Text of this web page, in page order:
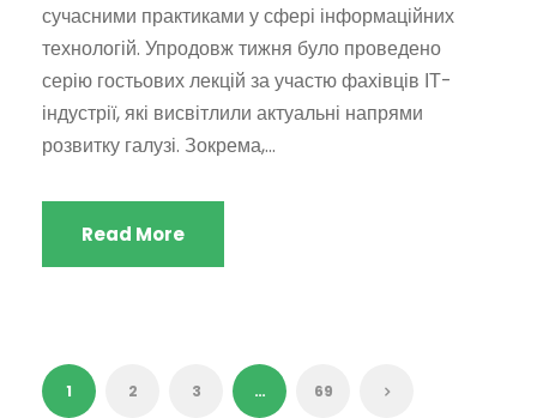
сучасними практиками у сфері інформаційних
технологій. Упродовж тижня було проведено
серію гостьових лекцій за участю фахівців ІТ-
індустрії, які висвітлили актуальні напрями
розвитку галузі. Зокрема,...
Read More
1 2 3 … 69